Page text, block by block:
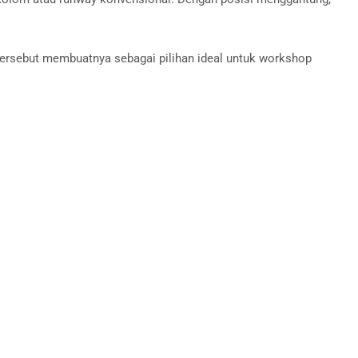
membuatnya sebagai pilihan ideal untuk workshop